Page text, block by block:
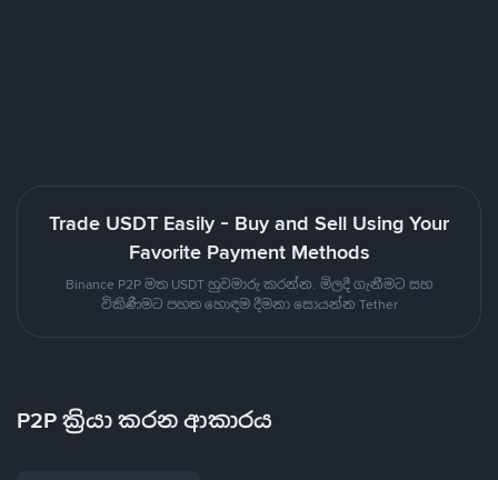
Trade USDT Easily - Buy and Sell Using Your
Favorite Payment Methods
Binance P2P මත USDT හුවමාරු කරන්න. මිලදී ගැනීමට සහ
විකිණීමට පහත හොඳම දීමනා සොයන්න Tether
P2P ක්‍රියා කරන ආකාරය